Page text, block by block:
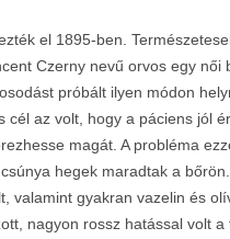
el 1895-ben.
Czerny nevű orvos egy női
próbált ilyen módon
az volt, hogy a páciens jól
magát. A probléma
hegek maradtak a
valamint gyakran vazelin és
nagyon rossz hatással volt